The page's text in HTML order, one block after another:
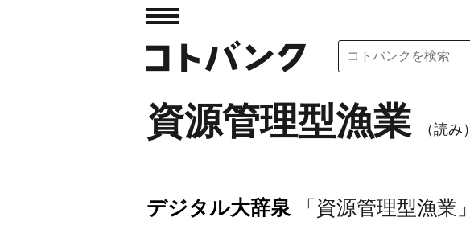
資源管理型漁業 （読
デジタル大辞泉 「資源管理型漁業